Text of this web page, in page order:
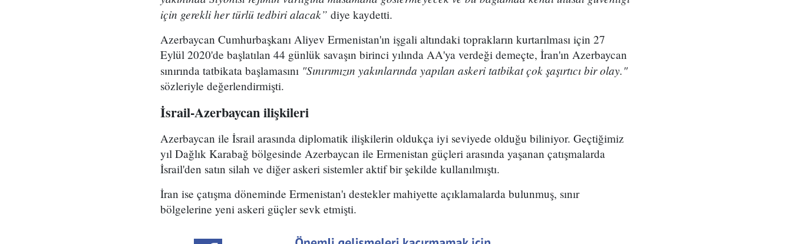
için gerekli her türlü tedbiri alacak” diye kaydetti.
Azerbaycan Cumhurbaşkanı Aliyev Ermenistan'ın işgali altındaki toprakların kurtarılması için 27
Eylül 2020'de başlatılan 44 günlük savaşın birinci yılında AA'ya verdeği demeçte, İran'ın Azerbaycan
sınırında tatbikata başlamasını "Sınırımızın yakınlarında yapılan askeri tatbikat çok şaşırtıcı bir olay."
sözleriyle değerlendirmişti.
İsrail-Azerbaycan ilişkileri
Azerbaycan ile İsrail arasında diplomatik ilişkilerin oldukça iyi seviyede olduğu biliniyor. Geçtiğimiz
yıl Dağlık Karabağ bölgesinde Azerbaycan ile Ermenistan güçleri arasında yaşanan çatışmalarda
İsrail'den satın silah ve diğer askeri sistemler aktif bir şekilde kullanılmıştı.
İran ise çatışma döneminde Ermenistan'ı destekler mahiyette açıklamalarda bulunmuş, sınır
bölgelerine yeni askeri güçler sevk etmişti.